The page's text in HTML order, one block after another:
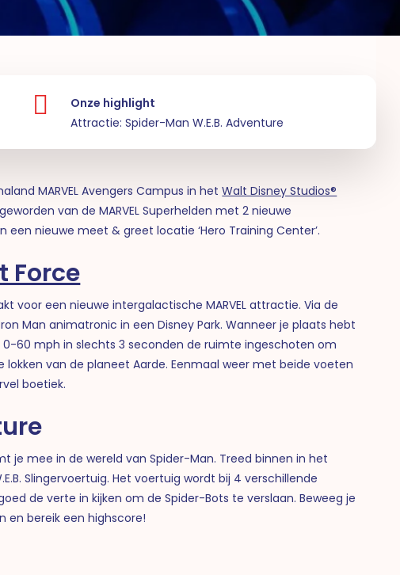
Onze highlight
Attractie: Spider-Man W.E.B. Adventure
MARVEL Avengers Campus in hetWalt Disney Studios®
van de MARVEL Superhelden met 2 nieuwe
nieuwe meet & greet locatie ‘Hero Training Center’.
Force
voor een nieuwe intergalactische MARVEL attractie. Via de
Man animatronic in een Disney Park. Wanneer je plaats hebt
60 mph in slechts 3 seconden de ruimte ingeschoten om
lokken van de planeet Aarde.Eenmaal weer met beide voeten
boetiek.
je mee in de wereld van Spider-Man. Treed binnen in het
Slingervoertuig. Het voertuig wordt bij 4 verschillende
de verte in kijken om de Spider-Bots te verslaan. Beweeg je
en bereik een highscore!